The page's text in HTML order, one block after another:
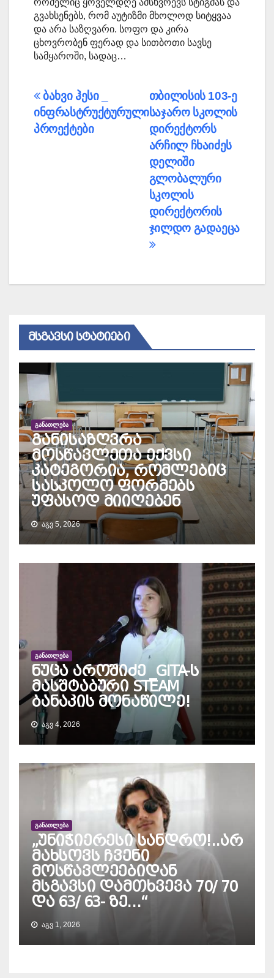
გვახსენებს, რომ აუტიზმი მხოლოდ სიტყვაა
და არა საზღვარი. სოფო და კირა
ცხოვრობენ ფერად და სითბოთი სავსე
სამყაროში, სადაც…
პოსტის
ნავიგაცია
თბილისის 103-ე
საჯარო სკოლის
დირექტორს
არჩილ ჩხაიძეს
დელიში
გლობალური
სკოლის
დირექტორის
ჯილდო გადაეცა
ბახვი ჰესი _
ინფრასტრუქტურული
პროექტები
ᲛᲡᲒᲐᲕᲡᲘ ᲡᲢᲐᲢᲘᲔᲑᲘ
ᲒᲐᲜᲐᲗᲚᲔᲑᲐ
განისაზღვრა
მოსწავლეთა ექვსი
კატეგორია, რომლებიც
სასკოლო ფორმებს
უფასოდ მიიღებენ
ᲐᲒᲕ 5, 2026
ᲒᲐᲜᲐᲗᲚᲔᲑᲐ
ნუცა აროშიძე _GITA-ს
მასშტაბური STEAM
ბანაკის მონაწილე!
ᲐᲒᲕ 4, 2026
ᲒᲐᲜᲐᲗᲚᲔᲑᲐ
„უნიჭიერესი სანდრო!..არ
მახსოვს ჩვენი
მოსწავლეებიდან
მსგავსი დამთხვევა 70/ 70
და 63/ 63- ზე…“
ᲐᲒᲕ 1, 2026